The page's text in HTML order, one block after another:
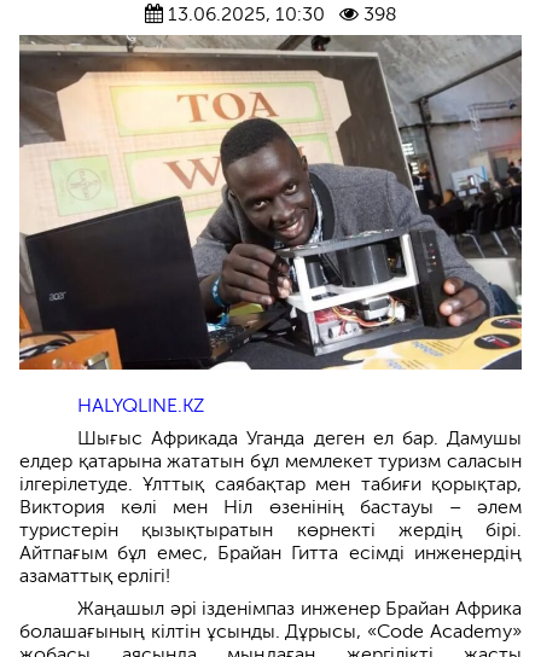
13.06.2025, 10:30 398
HALYQLINE.KZ
Шығыс Африкада Уганда деген ел бар. Дамушы
елдер қатарына жататын бұл мемлекет туризм саласын
ілгерілетуде. Ұлттық саябақтар мен табиғи қорықтар,
Виктория көлі мен Ніл өзенінің бастауы – әлем
туристерін қызықтыратын көрнекті жердің бірі.
Айтпағым бұл емес, Брайан Гитта есімді инженердің
азаматтық ерлігі!
Жаңашыл әрі ізденімпаз инженер Брайан Африка
болашағының кілтін ұсынды. Дұрысы, «Code Academy»